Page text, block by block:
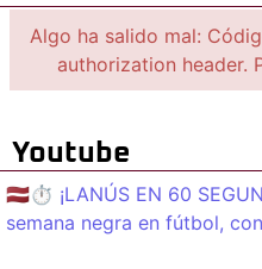
Algo ha salido mal:
authorization header.
Youtube
🇱🇻⏱️ ¡LANÚS EN 60
semana negra en fútbol,